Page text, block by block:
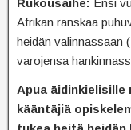
Rukousaihe: Ensi
Afrikan ranskaa
heidän valinnassaan
varojensa
Apua
kääntäjiä